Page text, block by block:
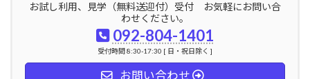
お試し利用、見学（無料送迎付）受付 お気軽にお問い合
わせください。
092-804-1401
受付時間 8:30-17:30 [ 日・祝日除く ]
お問い合わせ